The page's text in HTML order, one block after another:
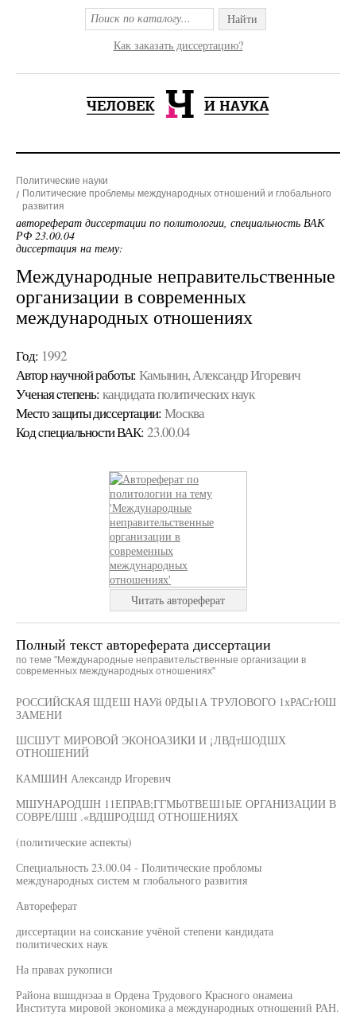
Найти
Как заказать диссертацию?
Политические науки
Политические проблемы международных отношений и глобального
развития
автореферат диссертации по политологии, специальность ВАК
РФ 23.00.04
диссертация на тему:
Международные неправительственные
организации в современных
международных отношениях
Год: 1992
Автор научной работы: Камынин, Александр Игоревич
Ученая cтепень: кандидата политических наук
Место защиты диссертации: Москва
Код cпециальности ВАК: 23.00.04
Читать автореферат
Полный текст автореферата диссертации
по теме "Международные неправительственные организации в
современных международных отношениях"
РОССИЙСКАЯ ШДЕШ НАУй 0РДЫ1А ТРУЛОВОГО 1хРАСгЮШ
ЗАМЕНИ
ШСШУТ МИРОВОЙ ЭКОНОАЗИКИ И ¡ЛВДтШОДШХ
ОТНОШЕНИЙ
КАМШИН Александр Игоревич
МШУНАРОДШН 11ЕПРАВ;ГГМЬ0ТВЕШ1ЫЕ ОРГАНИЗАЦИИ В
СОВРЕ/ШШ .«ВДШРОДШД ОТНОШЕНИЯХ
(политические аспекты)
Специальность 23.00.04 - Политические пробломы
международных систем м глобального развития
Автореферат
диссертации на соискание учёной степени кандидата
политических наук
На правах рукописи
Района вшшднэаа в Ордена Трудового Красного онамеиа
Института мировой экономика а международных отношений РАН.